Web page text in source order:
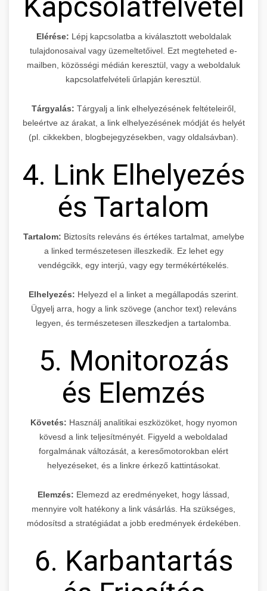
Kapcsolatfelvétel
Elérése: Lépj kapcsolatba a kiválasztott weboldalak
tulajdonosaival vagy üzemeltetőivel. Ezt megteheted e-
mailben, közösségi médián keresztül, vagy a weboldaluk
kapcsolatfelvételi űrlapján keresztül.
Tárgyalás: Tárgyalj a link elhelyezésének feltételeiről,
beleértve az árakat, a link elhelyezésének módját és helyét
(pl. cikkekben, blogbejegyzésekben, vagy oldalsávban).
4. Link Elhelyezés
és Tartalom
Tartalom: Biztosíts releváns és értékes tartalmat, amelybe
a linked természetesen illeszkedik. Ez lehet egy
vendégcikk, egy interjú, vagy egy termékértékelés.
Elhelyezés: Helyezd el a linket a megállapodás szerint.
Ügyelj arra, hogy a link szövege (anchor text) releváns
legyen, és természetesen illeszkedjen a tartalomba.
5. Monitorozás
és Elemzés
Követés: Használj analitikai eszközöket, hogy nyomon
kövesd a link teljesítményét. Figyeld a weboldalad
forgalmának változását, a keresőmotorokban elért
helyezéseket, és a linkre érkező kattintásokat.
Elemzés: Elemezd az eredményeket, hogy lássad,
mennyire volt hatékony a link vásárlás. Ha szükséges,
módosítsd a stratégiádat a jobb eredmények érdekében.
6. Karbantartás